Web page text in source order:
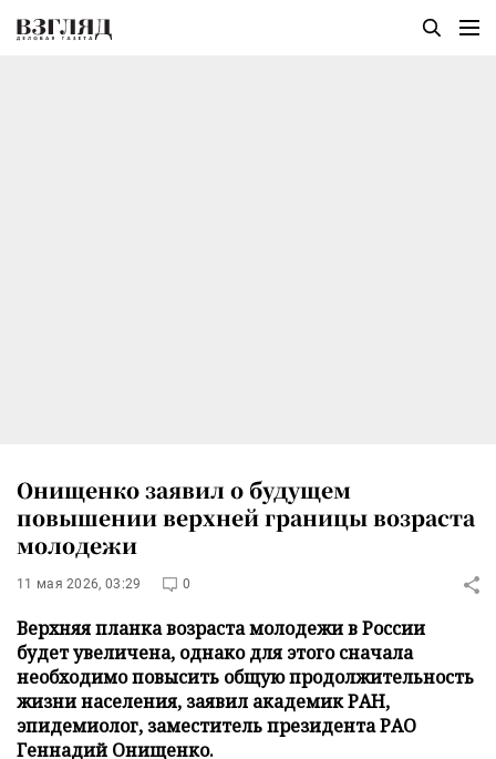
Онищенко заявил о будущем
повышении верхней границы возраста
молодежи
11 мая 2026, 03:29 0
Верхняя планка возраста молодежи в России
будет увеличена, однако для этого сначала
необходимо повысить общую продолжительность
жизни населения, заявил академик РАН,
эпидемиолог, заместитель президента РАО
Геннадий Онищенко.